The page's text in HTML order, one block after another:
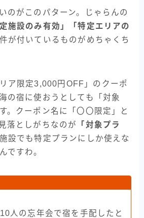
のがこのパターン。じゃらんの
定施設のみ有効」「特定エリアの
が付いているものがめちゃくち
ア限定3,000円OFF」のクーポ
の宿に使おうとしても「対象
。クーポン名に「〇〇限定」と
落としがちなのが
「対象プラ
設でも特定プランにしか使えな
ですわ。
人の忘年会で宿を手配したと